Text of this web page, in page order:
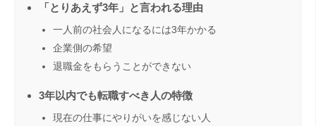
「とりあえず3年」と言われる理由
一人前の社会人になるには3年かかる
企業側の希望
退職金をもらうことができない
3年以内でも転職すべき人の特徴
現在の仕事にやりがいを感じない人